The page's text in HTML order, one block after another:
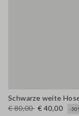
€ 80,00 € 40,00
-